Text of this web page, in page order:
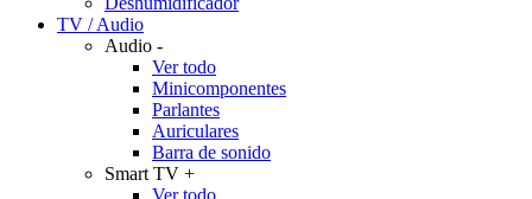
TV / Audio
Audio -
Ver todo
Minicomponentes
Parlantes
Auriculares
Barra de sonido
Smart TV +
Ver todo